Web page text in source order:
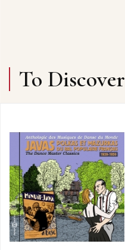
To Discover